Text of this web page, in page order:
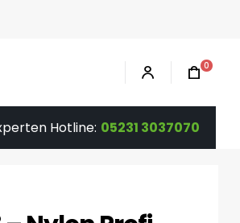
0
Hotline: 05231 3037070